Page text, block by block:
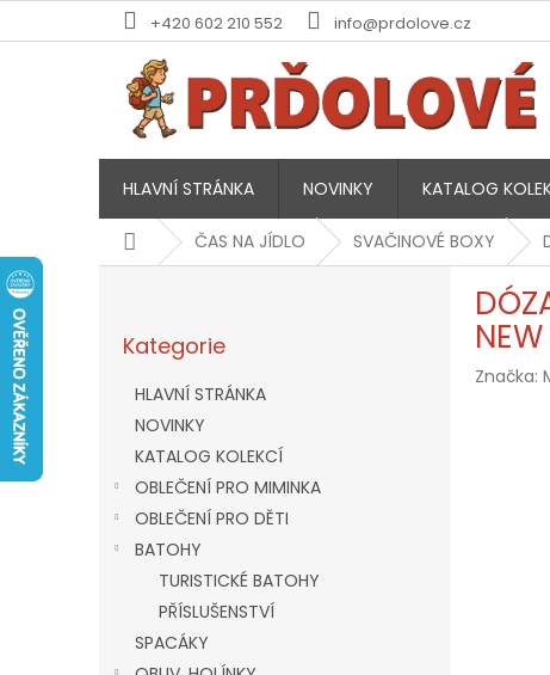
+420 602 210 552 info@prdolove.cz
HLAVNÍ STRÁNKA NOVINKY KATALOG
DomůČAS NA JÍDLO SVAČINOVÉ BOXY
kategorie
Kategorie
HLAVNÍ STRÁNKA
NOVINKY
KATALOG KOLEKCÍ
OBLEČENÍ PRO MIMINKA
OBLEČENÍ PRO DĚTI
BATOHY
TURISTICKÉ BATOHY
PŘÍSLUŠENSTVÍ
SPACÁKY
NEW
Značka: